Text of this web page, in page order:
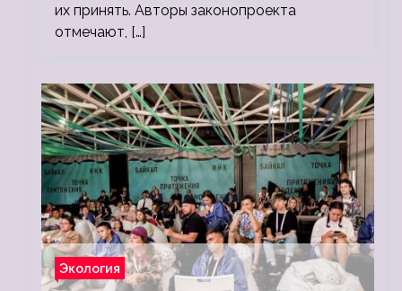
их принять. Авторы законопроекта
отмечают, […]
Экология